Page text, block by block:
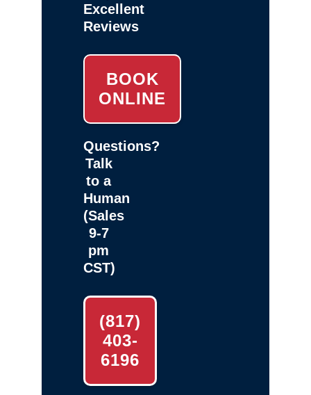
Excellent
Reviews
BOOK
ONLINE
Questions?
Talk
to a
Human
(Sales
9-7
pm
CST)
(817)
403-
6196